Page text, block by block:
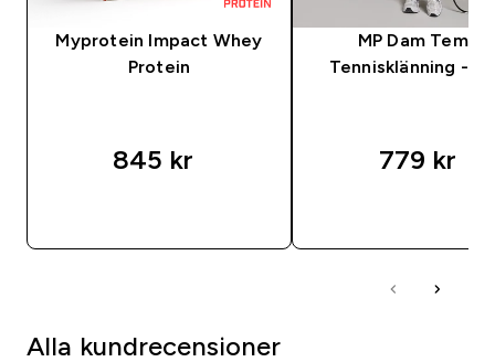
Myprotein Impact Whey
Protein
845 kr‎
MP Dam Tempo
Tennisklänning -
779 kr‎
Alla kundrecensioner